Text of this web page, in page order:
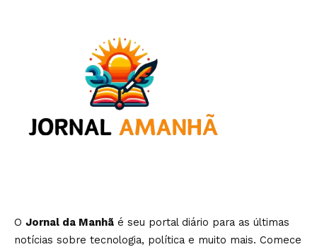
O Jornal da Manhã é seu portal diário para as últimas
notícias sobre tecnologia, política e muito mais. Comece